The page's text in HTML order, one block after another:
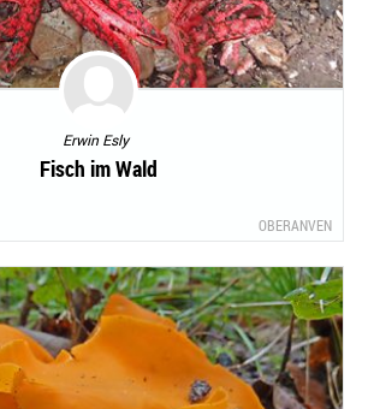
Erwin Esly
Fisch im Wald
OBERANVEN